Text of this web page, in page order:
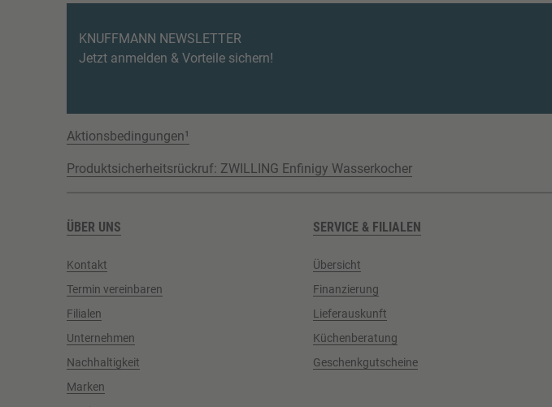
KNUFFMANN NEWSLETTER
Jetzt anmelden & Vorteile sichern!
Aktionsbedingungen¹
Produktsicherheitsrückruf: ZWILLING Enfinigy Wasserkocher
ÜBER UNS
Kontakt
Termin vereinbaren
Filialen
Unternehmen
Nachhaltigkeit
Marken
SERVICE & FILIALEN
Übersicht
Finanzierung
Lieferauskunft
Küchenberatung
Geschenkgutscheine